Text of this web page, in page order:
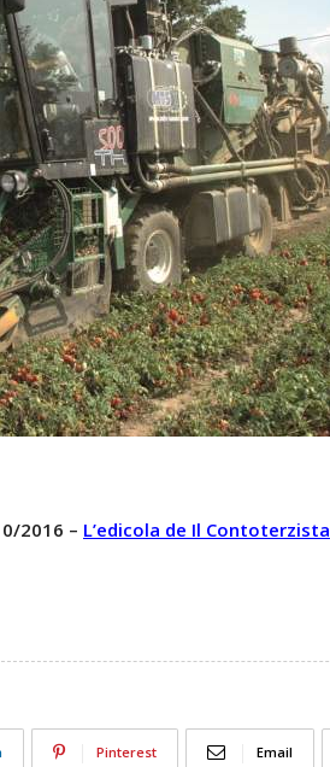
2016 – L’edicola de Il Contoterzista
Pinterest Email